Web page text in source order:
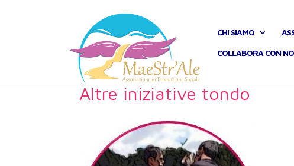
CHI SIAMO
COLLABORA CON
Altre iniziative tondo